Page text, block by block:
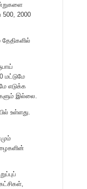
500, 2000
மட்டுமே
எடுக்க
இல்லை.
உள்ளது.